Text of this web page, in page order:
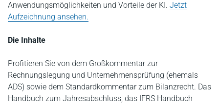
Anwendungsmöglichkeiten und Vorteile der KI. Jetzt
Aufzeichnung ansehen.
Die Inhalte
Profitieren Sie von dem Großkommentar zur
Rechnungslegung und Unternehmensprüfung (ehemals
ADS) sowie dem Standardkommentar zum Bilanzrecht. Das
Handbuch zum Jahresabschluss, das IFRS Handbuch